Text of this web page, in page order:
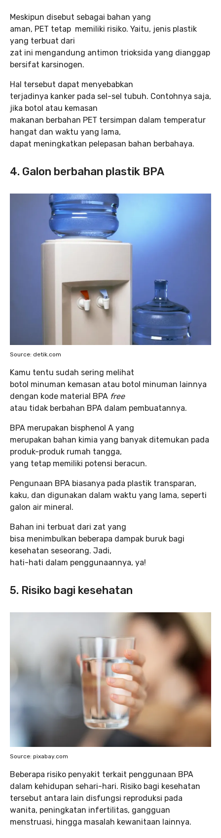
Meskipun disebut sebagai bahan yang
aman, PET tetap memiliki risiko. Yaitu, jenis plastik
yang terbuat dari
zat ini mengandung antimon trioksida yang dianggap
bersifat karsinogen.
Hal tersebut dapat menyebabkan
terjadinya kanker pada sel-sel tubuh. Contohnya saja,
jika botol atau kemasan
makanan berbahan PET tersimpan dalam temperatur
hangat dan waktu yang lama,
dapat meningkatkan pelepasan bahan berbahaya.
4. Galon berbahan plastik BPA
Source: detik.com
Kamu tentu sudah sering melihat
botol minuman kemasan atau botol minuman lainnya
dengan kode material BPA free
atau tidak berbahan BPA dalam pembuatannya.
BPA merupakan bisphenol A yang
merupakan bahan kimia yang banyak ditemukan pada
produk-produk rumah tangga,
yang tetap memiliki potensi beracun.
Pengunaan BPA biasanya pada plastik transparan,
kaku, dan digunakan dalam waktu yang lama, seperti
galon air mineral.
Bahan ini terbuat dari zat yang
bisa menimbulkan beberapa dampak buruk bagi
kesehatan seseorang. Jadi,
hati-hati dalam penggunaannya, ya!
5. Risiko bagi kesehatan
Source: pixabay.com
Beberapa risiko penyakit terkait penggunaan BPA
dalam kehidupan sehari-hari. Risiko bagi kesehatan
tersebut antara lain disfungsi reproduksi pada
wanita, peningkatan infertilitas, gangguan
menstruasi, hingga masalah kewanitaan lainnya.